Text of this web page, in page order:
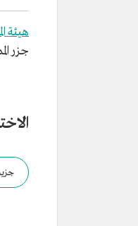
هيئة
جزر